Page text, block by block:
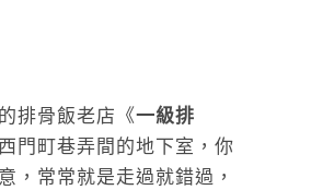
排骨飯老店《一級排
門町巷弄間的地下室，你
，常常就是走過就錯過，